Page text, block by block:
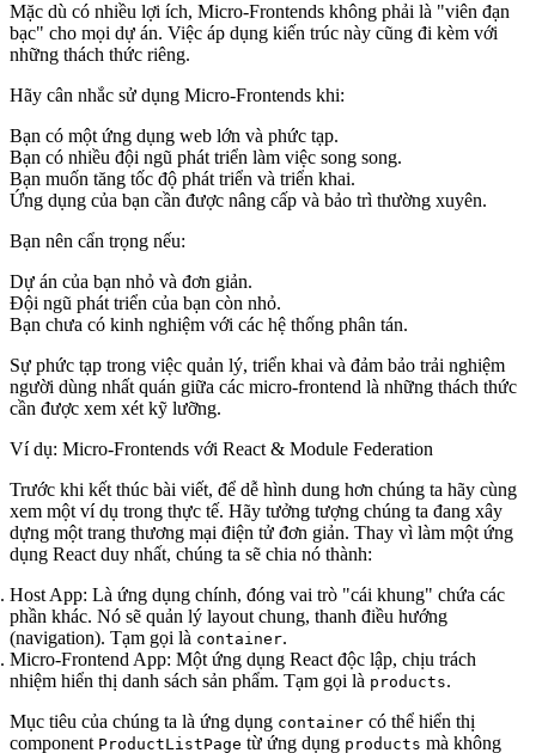
Mặc dù có nhiều lợi ích, Micro-Frontends không phải là "viên đạn
bạc" cho mọi dự án. Việc áp dụng kiến trúc này cũng đi kèm với
những thách thức riêng.
Hãy cân nhắc sử dụng Micro-Frontends khi:
Bạn có một ứng dụng web lớn và phức tạp.
Bạn có nhiều đội ngũ phát triển làm việc song song.
Bạn muốn tăng tốc độ phát triển và triển khai.
Ứng dụng của bạn cần được nâng cấp và bảo trì thường xuyên.
Bạn nên cẩn trọng nếu:
Dự án của bạn nhỏ và đơn giản.
Đội ngũ phát triển của bạn còn nhỏ.
Bạn chưa có kinh nghiệm với các hệ thống phân tán.
Sự phức tạp trong việc quản lý, triển khai và đảm bảo trải nghiệm
người dùng nhất quán giữa các micro-frontend là những thách thức
cần được xem xét kỹ lưỡng.
Ví dụ: Micro-Frontends với React & Module Federation
Trước khi kết thúc bài viết, để dễ hình dung hơn chúng ta hãy cùng
xem một ví dụ trong thực tế. Hãy tưởng tượng chúng ta đang xây
dựng một trang thương mại điện tử đơn giản. Thay vì làm một ứng
dụng React duy nhất, chúng ta sẽ chia nó thành:
Host App: Là ứng dụng chính, đóng vai trò "cái khung" chứa các
phần khác. Nó sẽ quản lý layout chung, thanh điều hướng
(navigation). Tạm gọi là container.
Micro-Frontend App: Một ứng dụng React độc lập, chịu trách
nhiệm hiển thị danh sách sản phẩm. Tạm gọi là products.
Mục tiêu của chúng ta là ứng dụng container có thể hiển thị
component ProductListPage từ ứng dụng products mà không